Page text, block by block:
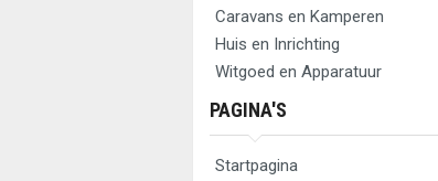
Caravans en Kamperen
Huis en Inrichting
Witgoed en Apparatuur
PAGINA'S
Startpagina